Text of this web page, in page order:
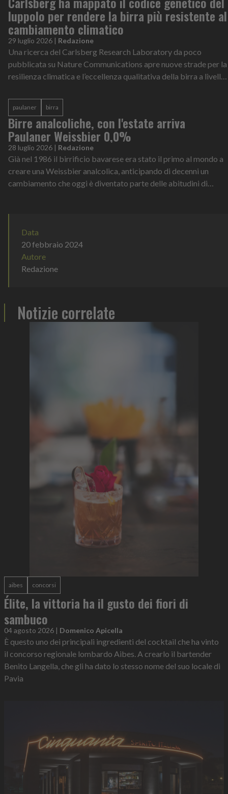
luppolo per rendere la birra più resistente al
cambiamento climatico
29 luglio 2026 | Redazione
Una ricerca del Carlsberg Research Laboratory da poco
pubblicata su Nature Communications apre nuove strade per la
resilienza climatica e l’eccellenza qualitativa della birra a livello
paulaner birra
Birre analcoliche, con l'estate arriva
Paulaner Weissbier 0,0%
28 luglio 2026 | Redazione
Già nel 1986 il birrificio bavarese era stato il primo al mondo a
creare una Weissbier analcolica, anticipando di decenni un
cambiamento che oggi è diventato parte delle abitudini di
Data
20 febbraio 2024
Autore
Redazione
Notizie correlate
aibes concorsi
Élite, la vittoria ha il gusto dei fiori di
sambuco
04 agosto 2026 | Domenico Apicella
È questo uno dei principali ingredienti del cocktail che ha vinto
il concorso regionale lombardo Aibes. A crearlo il bartender
Benito Langella, che gli ha dato lo stesso nome del suo locale di
Pavia